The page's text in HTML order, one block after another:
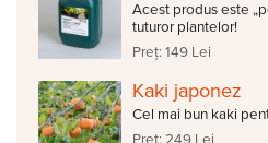
Acest produs este
tuturor plantelor!
Preț: 149 Lei
Kaki japonez
Cel mai bun kaki